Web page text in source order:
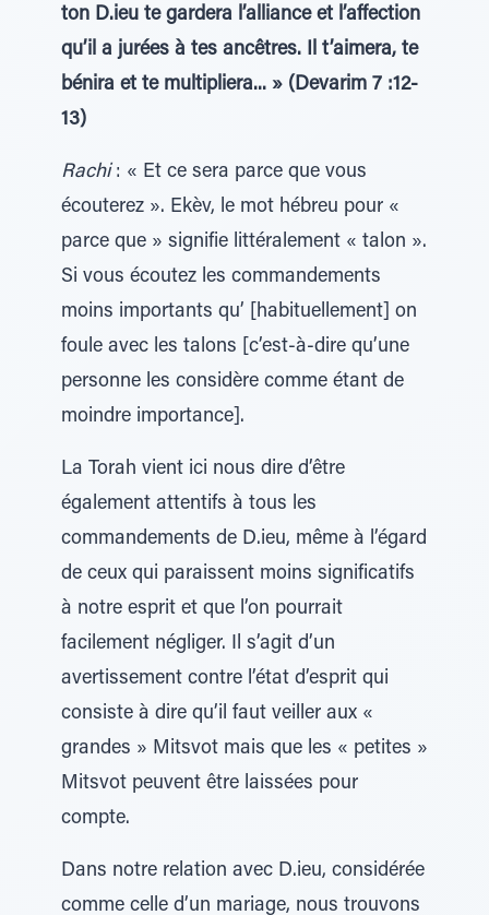
ton D.ieu te gardera l’alliance et l’affection
qu’il a jurées à tes ancêtres. Il t’aimera, te
bénira et te multipliera... » (Devarim 7 :12-
13)
Rachi: « Et ce sera parce que vous
écouterez ». Ekèv, le mot hébreu pour «
parce que » signifie littéralement « talon ».
Si vous écoutez les commandements
moins importants qu’ [habituellement] on
foule avec les talons [c’est-à-dire qu’une
personne les considère comme étant de
moindre importance].
La Torah vient ici nous dire d’être
également attentifs à tous les
commandements de D.ieu, même à l’égard
de ceux qui paraissent moins significatifs
à notre esprit et que l’on pourrait
facilement négliger. Il s’agit d’un
avertissement contre l’état d’esprit qui
consiste à dire qu’il faut veiller aux «
grandes » Mitsvot mais que les « petites »
Mitsvot peuvent être laissées pour
compte.
Dans notre relation avec D.ieu, considérée
comme celle d’un mariage, nous trouvons